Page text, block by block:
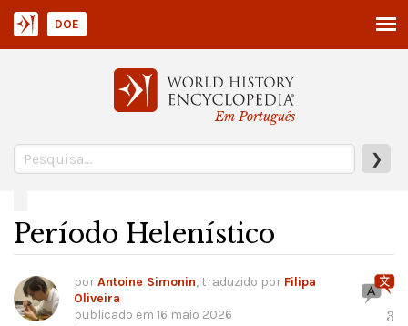
Em Português
❯
DOE
Período Helenístico
porAntoine Simonin, traduzido por Filipa
Oliveira
publicado em 16 maio 2026 3